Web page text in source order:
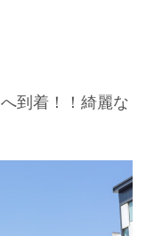
へ到着！！綺麗な